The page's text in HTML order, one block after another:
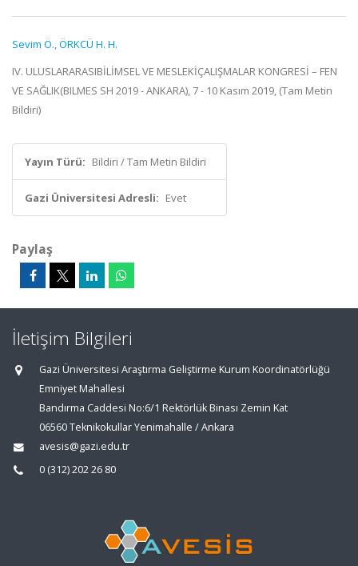
Sevim Ö.,ÖRKCÜ H. H.
IV. ULUSLARARASIBİLİMSEL VE MESLEKİÇALIŞMALAR KONGRESİ – FEN
VE SAĞLIK(BILMES SH 2019 - ANKARA), 7 - 10 Kasım 2019, (Tam Metin
Bildiri)
Yayın Türü: Bildiri / Tam Metin Bildiri
Gazi Üniversitesi Adresli: Evet
Paylaş
İletişim Bilgileri
Gazi Üniversitesi Araştırma Geliştirme Kurum Koordinatörlüğü
Emniyet Mahallesi
Bandırma Caddesi No:6/1 Rektörlük Binası Zemin Kat
06560 Teknikokullar Yenimahalle / Ankara
avesis@gazi.edu.tr
0 (312) 202 26 80